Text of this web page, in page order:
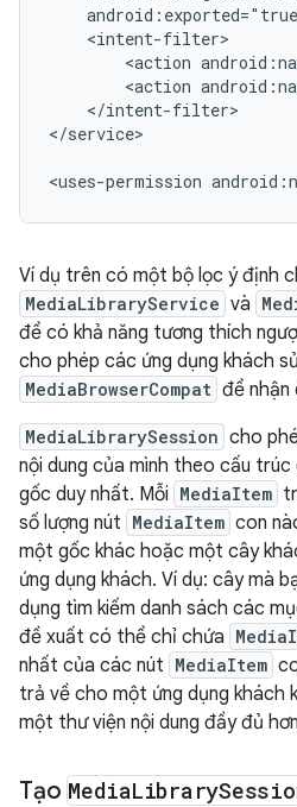
<action
<action
</intent-filter>
</service>
<uses-permission
Ví dụ trên có một bộ lọc ý định
MediaLibraryService và
để có khả năng tương thích
cho phép các ứng dụng khách
MediaBrowserCompat để nhận
MediaLibrarySession cho
nội dung của mình theo cấu trúc
gốc duy nhất. Mỗi MediaItem
số lượng nút MediaItem con
một gốc khác hoặc một cây
ứng dụng khách. Ví dụ: cây mà
dụng tìm kiếm danh sách các
đề xuất có thể chỉ chứa
nhất của các nút MediaItem
trả về cho một ứng dụng khách
một thư viện nội dung đầy đủ
Tạo MediaLibrary